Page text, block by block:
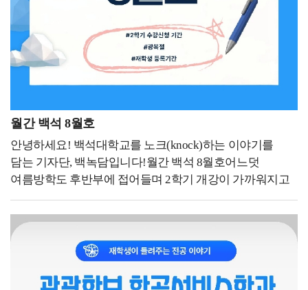
월간 백석 8월호
안녕하세요! 백석대학교를 노크(knock)하는 이야기를
담는 기자단, 백녹담입니다!월간 백석 8월호어느덧
여름방학도 후반부에 접어들며 2학기 개강이 가까워지고
수강 신청과 등록 등 새 학기를 위한 준비도 함께
필요한데요. 8월에는 어떤 학사일정이 예정되어 있는지
미리 확인하고 여유 있게 2학기를 준비하기 위해 백녹담이
8월 학사 일정을 정리한 월간 백석 8월호 기사입니다.8월
학사일정8월 10일~8월 14일 2학기 수강 신청 기간